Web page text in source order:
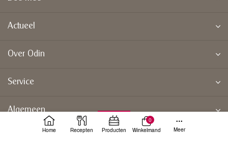
Actueel
Over Odin
Service
Algemeen
Home Recepten Producten
0
Winkelmand
Meer